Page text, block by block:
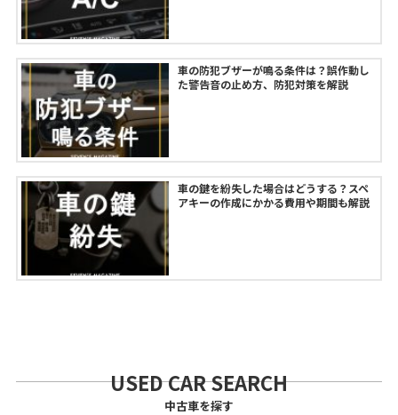
車の防犯ブザーが鳴る条件は？誤作動し
た警告音の止め方、防犯対策を解説
車の鍵を紛失した場合はどうする？スペ
アキーの作成にかかる費用や期間も解説
USED CAR SEARCH
中古車を探す